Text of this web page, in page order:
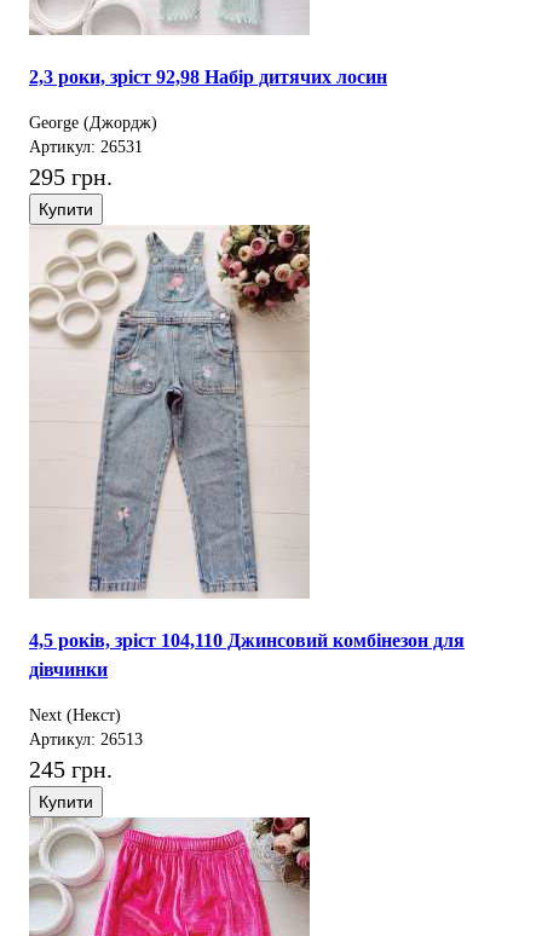
2,3 роки, зріст 92,98 Набір дитячих лосин
George (Джордж)
Артикул: 26531
295 грн.
Купити
4,5 років, зріст 104,110 Джинсовий комбінезон для
дівчинки
Next (Некст)
Артикул: 26513
245 грн.
Купити